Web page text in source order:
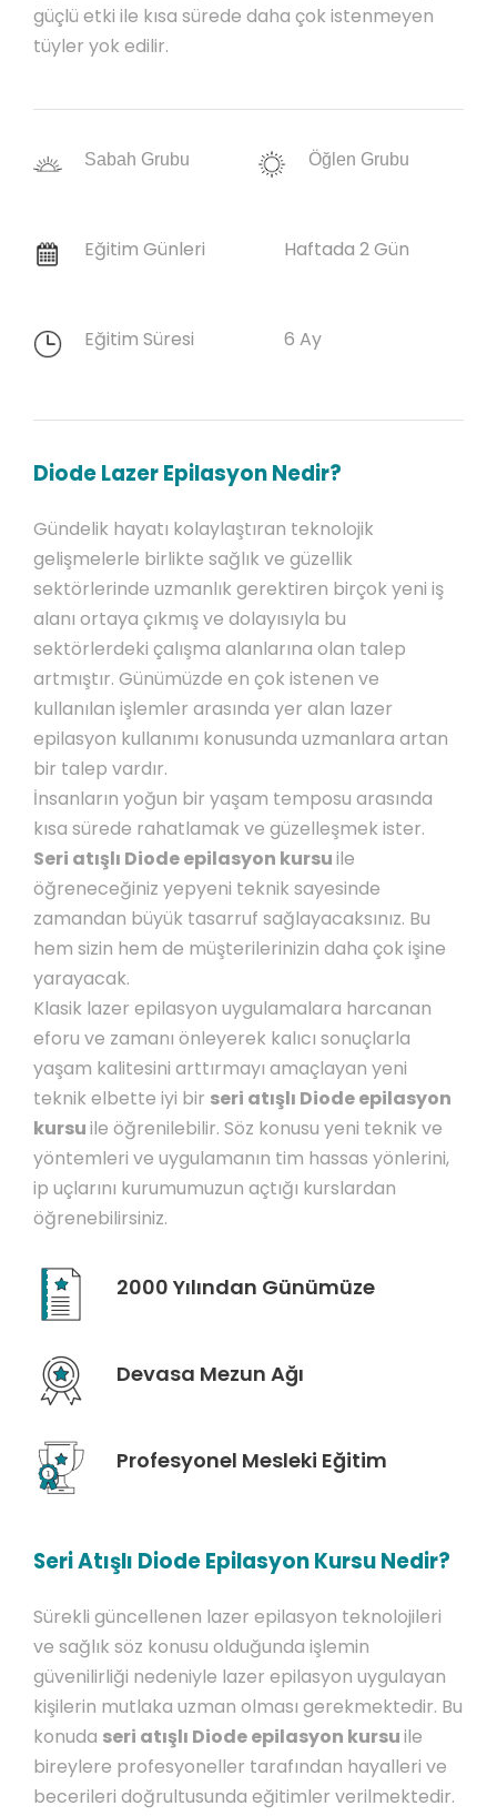
güçlü etki ile kısa sürede daha çok istenmeyen
tüyler yok edilir.
Sabah Grubu Öğlen Grubu
Eğitim Günleri Haftada 2 Gün
Eğitim Süresi 6 Ay
Diode Lazer Epilasyon Nedir?
Gündelik hayatı kolaylaştıran teknolojik
gelişmelerle birlikte sağlık ve güzellik
sektörlerinde uzmanlık gerektiren birçok yeni iş
alanı ortaya çıkmış ve dolayısıyla bu
sektörlerdeki çalışma alanlarına olan talep
artmıştır. Günümüzde en çok istenen ve
kullanılan işlemler arasında yer alan lazer
epilasyon kullanımı konusunda uzmanlara artan
bir talep vardır.
İnsanların yoğun bir yaşam temposu arasında
kısa sürede rahatlamak ve güzelleşmek ister.
Seri atışlı Diode epilasyon kursuile
öğreneceğiniz yepyeni teknik sayesinde
zamandan büyük tasarruf sağlayacaksınız. Bu
hem sizin hem de müşterilerinizin daha çok işine
yarayacak.
Klasik lazer epilasyon uygulamalara harcanan
eforu ve zamanı önleyerek kalıcı sonuçlarla
yaşam kalitesini arttırmayı amaçlayan yeni
teknik elbette iyi bir seri atışlı Diode epilasyon
kursuile öğrenilebilir. Söz konusu yeni teknik ve
yöntemleri ve uygulamanın tim hassas yönlerini,
ip uçlarını kurumumuzun açtığı kurslardan
öğrenebilirsiniz.
2000 Yılından Günümüze
Devasa Mezun Ağı
Profesyonel Mesleki Eğitim
Seri Atışlı Diode Epilasyon Kursu Nedir?
Sürekli güncellenen lazer epilasyon teknolojileri
ve sağlık söz konusu olduğunda işlemin
güvenilirliği nedeniyle lazer epilasyon uygulayan
kişilerin mutlaka uzman olması gerekmektedir. Bu
konuda seri atışlı Diode epilasyon kursuile
bireylere profesyoneller tarafından hayalleri ve
becerileri doğrultusunda eğitimler verilmektedir.